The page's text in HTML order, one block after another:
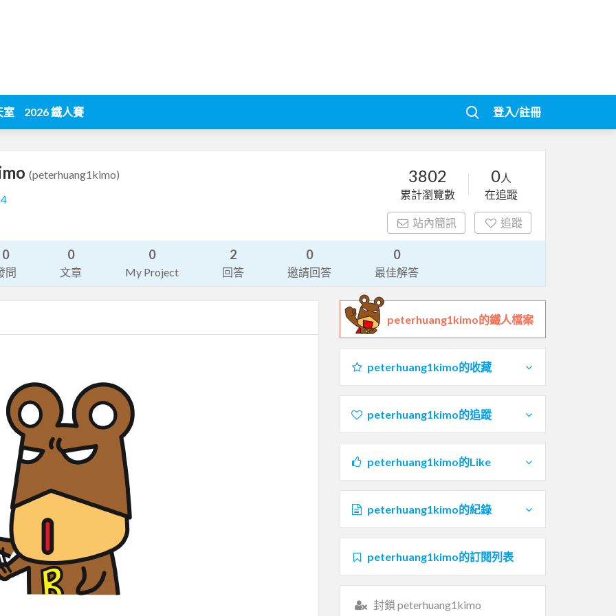
室 2026 鐵人賽 登入/註冊
(peterhuang1kimo)
3802
累計瀏覽數
0人
在追蹤
站內簡訊 追蹤
0
問
0
文章
0
My Project
2
回答
0
邀請回答
0
最佳解答
peterhuang1kimo的鐵人檔案
peterhuang1kimo的收藏
peterhuang1kimo的追蹤
peterhuang1kimo的Like
peterhuang1kimo的紀錄
peterhuang1kimo的訂閱列表
封鎖 peterhuang1kimo